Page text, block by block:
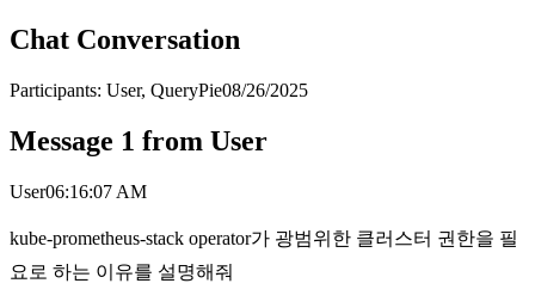
Chat Conversation
Participants: User, QueryPie08/26/2025
Message 1 from User
User06:16:07 AM
kube-prometheus-stack operator가 광범위한 클러스터 권한을 필
요로 하는 이유를 설명해줘